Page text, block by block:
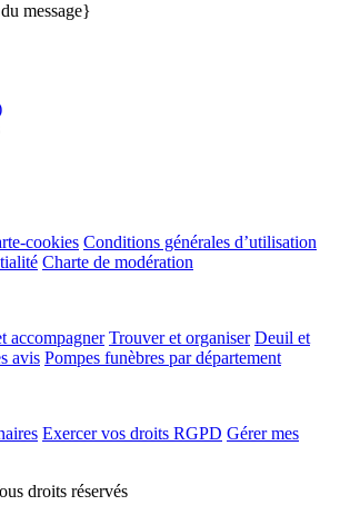
message}
cookies Conditions générales d’utilisation
Charte de modération
accompagner Trouver et organiser Deuil et
avis Pompes funèbres par département
Exercer vos droits RGPD Gérer mes
droits réservés